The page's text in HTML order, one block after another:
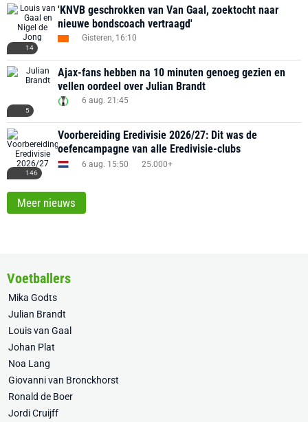
14
'KNVB geschrokken van Van Gaal, zoektocht naar
nieuwe bondscoach vertraagd'
Gisteren, 16:10
5
Ajax-fans hebben na 10 minuten genoeg gezien en
vellen oordeel over Julian Brandt
6 aug. 21:45
146
Voorbereiding Eredivisie 2026/27: Dit was de
oefencampagne van alle Eredivisie-clubs
6 aug. 15:50 25.000+
Meer nieuws
Voetballers
Mika Godts
Julian Brandt
Louis van Gaal
Johan Plat
Noa Lang
Giovanni van Bronckhorst
Ronald de Boer
Jordi Cruijff